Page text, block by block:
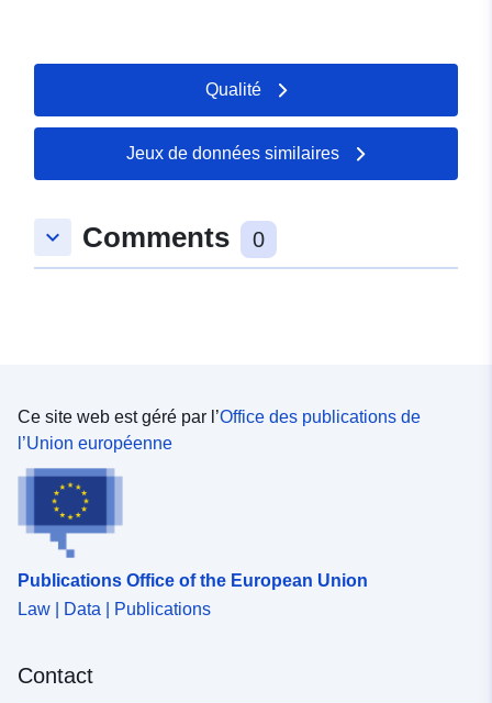
Qualité
Jeux de données similaires
keyboard_arrow_down Comments 0
Ce site web est géré par l’Office des publications de
l’Union européenne
Publications Office of the European Union
Law | Data | Publications
Contact